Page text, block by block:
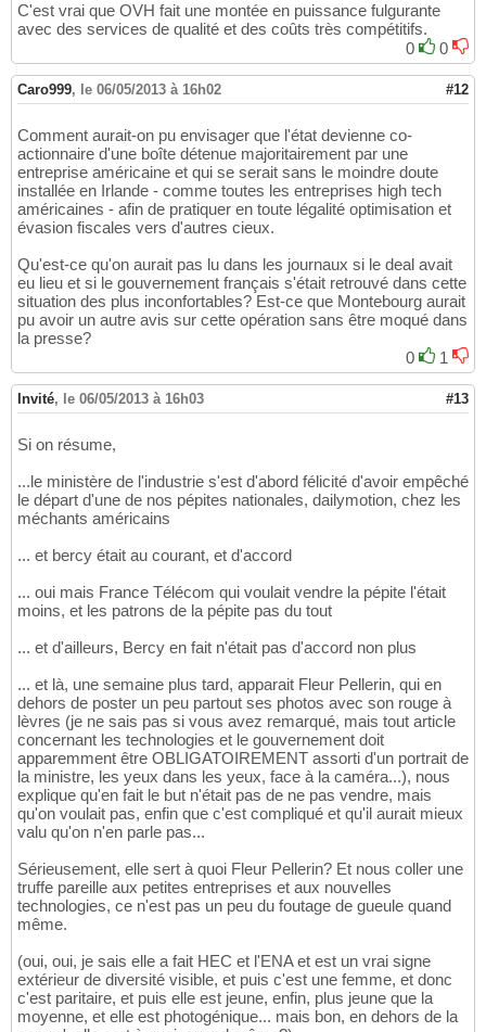
C'est vrai que OVH fait une montée en puissance fulgurante
avec des services de qualité et des coûts très compétitifs.
0
0
Caro999, le 06/05/2013 à 16h02 #12
Comment aurait-on pu envisager que l'état devienne co-
actionnaire d'une boîte détenue majoritairement par une
entreprise américaine et qui se serait sans le moindre doute
installée en Irlande - comme toutes les entreprises high tech
américaines - afin de pratiquer en toute légalité optimisation et
évasion fiscales vers d'autres cieux.
Qu'est-ce qu'on aurait pas lu dans les journaux si le deal avait
eu lieu et si le gouvernement français s'était retrouvé dans cette
situation des plus inconfortables? Est-ce que Montebourg aurait
pu avoir un autre avis sur cette opération sans être moqué dans
la presse?
0
1
Invité, le 06/05/2013 à 16h03 #13
Si on résume,
...le ministère de l'industrie s'est d'abord félicité d'avoir empêché
le départ d'une de nos pépites nationales, dailymotion, chez les
méchants américains
... et bercy était au courant, et d'accord
... oui mais France Télécom qui voulait vendre la pépite l'était
moins, et les patrons de la pépite pas du tout
... et d'ailleurs, Bercy en fait n'était pas d'accord non plus
... et là, une semaine plus tard, apparait Fleur Pellerin, qui en
dehors de poster un peu partout ses photos avec son rouge à
lèvres (je ne sais pas si vous avez remarqué, mais tout article
concernant les technologies et le gouvernement doit
apparemment être OBLIGATOIREMENT assorti d'un portrait de
la ministre, les yeux dans les yeux, face à la caméra...), nous
explique qu'en fait le but n'était pas de ne pas vendre, mais
qu'on voulait pas, enfin que c'est compliqué et qu'il aurait mieux
valu qu'on n'en parle pas...
Sérieusement, elle sert à quoi Fleur Pellerin? Et nous coller une
truffe pareille aux petites entreprises et aux nouvelles
technologies, ce n'est pas un peu du foutage de gueule quand
même.
(oui, oui, je sais elle a fait HEC et l'ENA et est un vrai signe
extérieur de diversité visible, et puis c'est une femme, et donc
c'est paritaire, et puis elle est jeune, enfin, plus jeune que la
moyenne, et elle est photogénique... mais bon, en dehors de la